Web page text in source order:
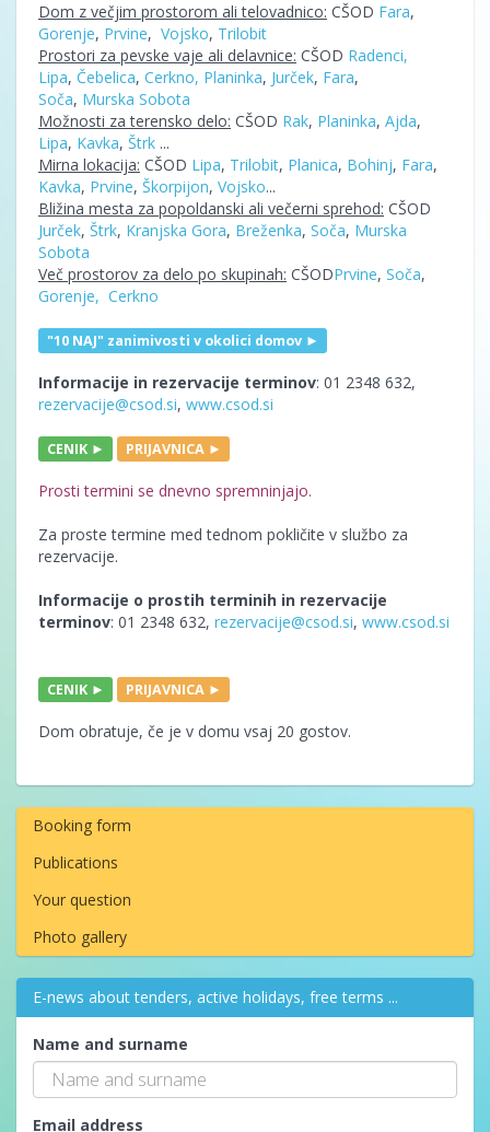
Dom z večjim prostorom ali telovadnico: CŠOD Fara,
Gorenje, Prvine, Vojsko, Trilobit
Prostori za pevske vaje ali delavnice: CŠOD Radenci,
Lipa, Čebelica, Cerkno, Planinka, Jurček, Fara,
Soča, Murska Sobota
Možnosti za terensko delo: CŠOD Rak, Planinka, Ajda,
Lipa, Kavka, Štrk ...
Mirna lokacija: CŠOD Lipa, Trilobit, Planica, Bohinj, Fara,
Kavka, Prvine, Škorpijon, Vojsko...
Bližina mesta za popoldanski ali večerni sprehod: CŠOD
Jurček, Štrk, Kranjska Gora, Breženka, Soča, Murska
Sobota
Več prostorov za delo po skupinah: CŠODPrvine, Soča,
Gorenje, Cerkno
"10 NAJ" zanimivosti v okolici domov ►
Informacije in rezervacije terminov: 01 2348 632,
rezervacije@csod.si, www.csod.si
CENIK ► PRIJAVNICA ►
Prosti termini se dnevno spremninjajo.
Za proste termine med tednom pokličite v službo za
rezervacije.
Informacije o prostih terminih in rezervacije
terminov: 01 2348 632, rezervacije@csod.si, www.csod.si
CENIK ► PRIJAVNICA ►
Dom obratuje, če je v domu vsaj 20 gostov.
Booking form
Publications
Your question
Photo gallery
E-news about tenders, active holidays, free terms ...
Name and surname
Email address